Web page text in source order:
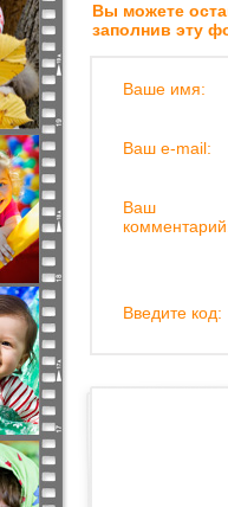
Вы можете
заполнив эту
Ваше имя:
Ваш e-mail:
Ваш
Введите код: